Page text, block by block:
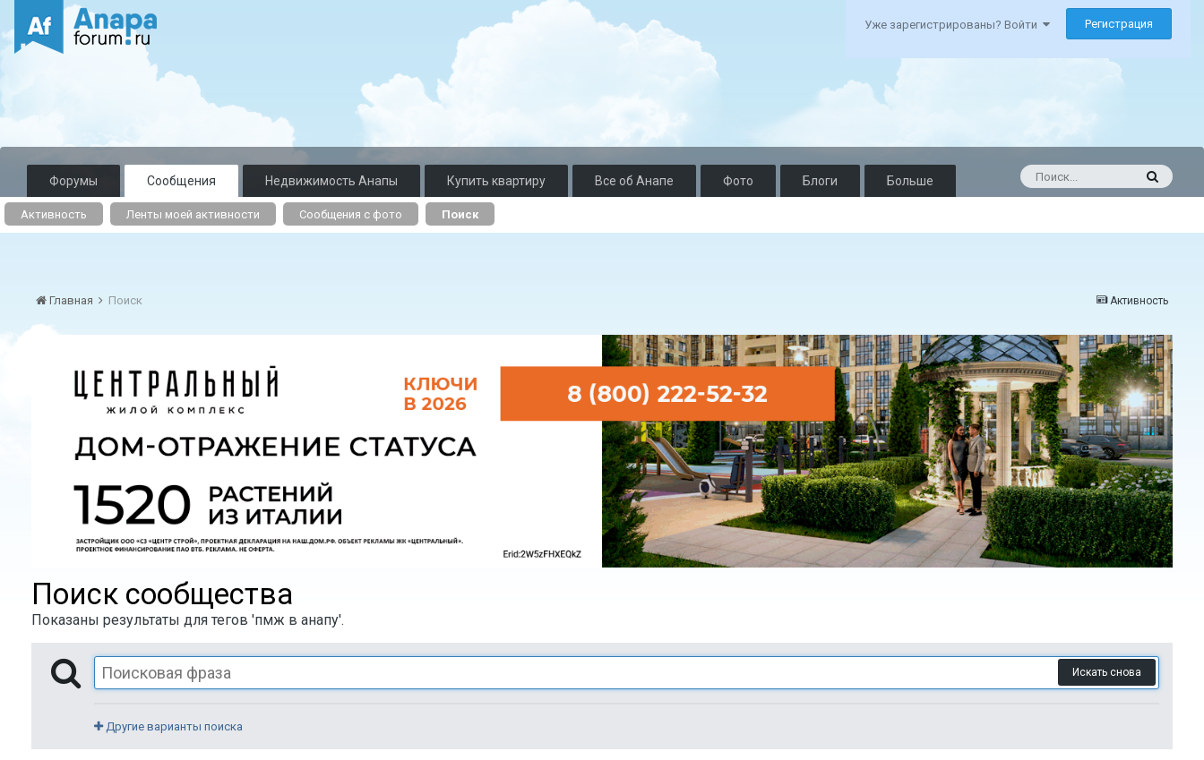
Уже зарегистрированы? Войти Регистрация
Форумы Сообщения
Активность Ленты моей активности Сообщения с фото Поиск
Недвижимость Анапы Купить квартиру Все об Анапе Фото Блоги Больше
Активность
Главная Поиск
Поиск сообщества
Показаны результаты для тегов 'пмж в анапу'.
Искать снова
Другие варианты поиска